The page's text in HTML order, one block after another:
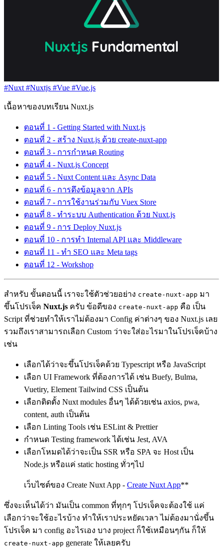
#Nuxt #Nuxtjs #Vue #Vue.js
เนื้อหาของบทเรียน Nuxt.js
ตอนที่ 1 - Getting Started with Nuxt.js
ตอนที่ 2 - สร้าง Nuxt.js ด้วย create-nuxt-app
ตอนที่ 3 - การกำหนด Routing
ตอนที่ 4 - Nuxt.js Concept
ตอนที่ 5 - Nuxt Content และ Async Data
ตอนที่ 6 - การดึงข้อมูลจาก APIs
ตอนที่ 7 - การใช้งานร่วมกับ Vuex Store
ตอนที่ 8 - ทำระบบ Authentication ด้วย Nuxt.js
ตอนที่ 9 - การ Deploy Nuxt.js
ตอนที่ 10 - การทำ Internal API และ Middleware
ตอนที่ 11 - ทำ SEO และ Meta tags
ตอนที่ 12 - Workshop
สำหรับ ขั้นตอนนี้ เราจะใช้ตัวช่วยอย่าง create-nuxt-app มา
ขึ้นโปรเจ็ค Nuxt.js ครับ ข้อดีของ create-nuxt-app คือ เป็น
Script ที่ช่วยทำให้เราไม่ต้องมา Config ค่าต่างๆ ของ Nuxt.js เลย
รวมถึงเราสามารถเลือก Custom ว่าจะใส่อะไรมาในโปรเจ็คบ้าง
เช่น
เลือกได้ว่าจะขึ้นโปรเจ็คด้วย Typescript หรือ JavaScript
เลือก UI Framework ที่ต้องการได้ เช่น Buefy, Bulma,
Vuetiry, Element Tailwind CSS เป็นต้น
เลือกติดตั้ง Nuxt modules อื่นๆ ได้ด้วยเช่น axios, pwa,
content, auth เป็นต้น
เลือก Linting Tools เช่น ESLint & Prettier
กำหนด Testing framework ได้เช่น Jest, AVA
เลือกโหมดได้ว่าจะเป็น SSR หรือ SPA จะ Host เป็น
Node.js หรือแค่ static hosting ทั่วๆไป
เว็บไซต์ของ Create Nuxt App - Create Nuxt App**
ซึ่งจะเห็นได้ว่า มันเป็น common ที่ทุกๆ โปรเจ็คจะต้องใช้ แค่
เลือกว่าจะใช้อะไรบ้าง ทำให้เราประหยัดเวลา ไม่ต้องมานั่งขึ้น
โปรเจ็ค มา config อะไรเอง บาง project ก็ใช้เหมือนๆกัน ก็ให้
create-nuxt-app generate ให้เลยครับ